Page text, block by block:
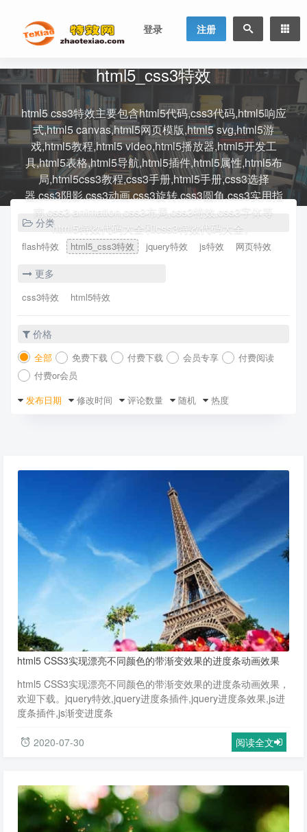
登录 注册
html5_css3特效
html5 css3特效主要包含html5代码,css3代码,html5响应
式,html5 canvas,html5网页模版,html5 svg,html5游
戏,html5教程,html5 video,html5播放器,html5开发工
具,html5表格,html5导航,html5插件,html5属性,html5布
局,html5css3教程,css3手册,html5手册,css3选择
器,css3阴影,css3动画,css3旋转,css3圆角,css3实用指
南,css3 animation,css3布局,css3特效,css3字体等
html5特效代码大全和css3特效代码大全。
分类
flash特效 html5_css3特效 jquery特效 js特效 网页特效
更多
css3特效 html5特效
价格
全部 免费下载 付费下载 会员专享
付费阅读
付费or会员
发布日期
修改时间 评论数量 随机 热度
html5 CSS3实现漂亮不同颜色的带渐变效果的进度条动画效果
html5 CSS3实现漂亮不同颜色的带渐变效果的进度条动画效果，
欢迎下载。jquery特效,jquery进度条插件,jquery进度条效果,js进
度条插件,js渐变进度条
2020-07-30 阅读全文